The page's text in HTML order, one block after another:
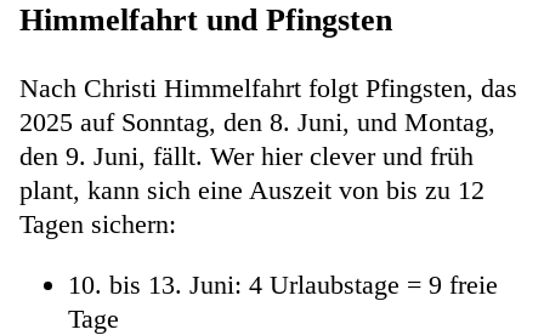
Himmelfahrt und Pfingsten
Nach Christi Himmelfahrt folgt Pfingsten, das
2025 auf Sonntag, den 8. Juni, und Montag,
den 9. Juni, fällt. Wer hier clever und früh
plant, kann sich eine Auszeit von bis zu 12
Tagen sichern:
10. bis 13. Juni: 4 Urlaubstage = 9 freie
Tage